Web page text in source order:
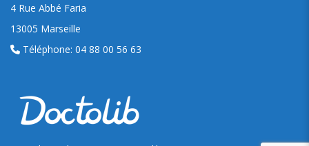
4 Rue Abbé Faria
13005 Marseille
Téléphone: 04 88 00 56 63